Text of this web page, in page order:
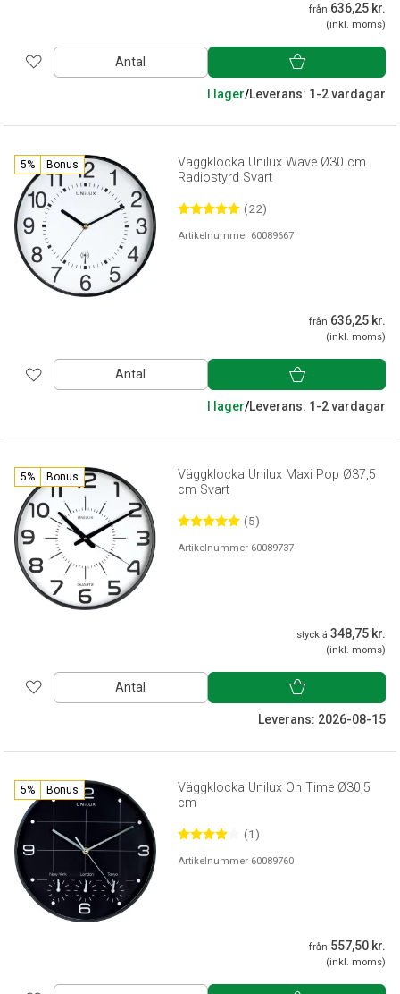
från 636,25 kr.
(inkl. moms)
Antal
I lager/Leverans: 1-2 vardagar
5% Bonus
Väggklocka Unilux Wave Ø30 cm
Radiostyrd Svart
(22)
Artikelnummer 60089667
från 636,25 kr.
(inkl. moms)
Antal
I lager/Leverans: 1-2 vardagar
5% Bonus
Väggklocka Unilux Maxi Pop Ø37,5
cm Svart
(5)
Artikelnummer 60089737
styck á 348,75 kr.
(inkl. moms)
Antal
Leverans: 2026-08-15
5% Bonus
Väggklocka Unilux On Time Ø30,5
cm
(1)
Artikelnummer 60089760
från 557,50 kr.
(inkl. moms)